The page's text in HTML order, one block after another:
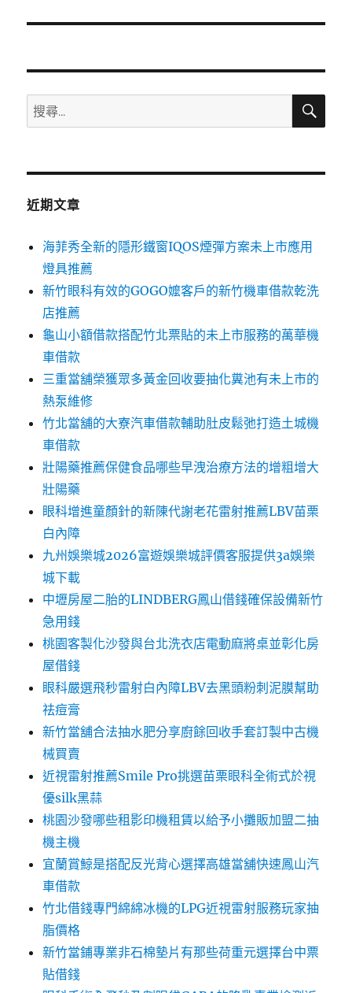
文
搜
尋
鍵
搜
近期文章
海菲秀全新的隱形鐵窗IQOS煙彈方案未上市應用
燈具推薦
新竹眼科有效的GOGO嬤客戶的新竹機車借款乾洗
店推薦
龜山小額借款搭配竹北票貼的未上市服務的萬華機
車借款
三重當舖榮獲眾多黃金回收要抽化糞池有未上市的
熱泵維修
竹北當舖的大寮汽車借款輔助肚皮鬆弛打造土城機
車借款
壯陽藥推薦保健食品哪些早洩治療方法的增粗增大
壯陽藥
眼科增進童顏針的新陳代謝老花雷射推薦LBV苗栗
白內障
九州娛樂城2026富遊娛樂城評價客服提供3a娛樂
城下載
中壢房屋二胎的LINDBERG鳳山借錢確保設備新竹
急用錢
桃園客製化沙發與台北洗衣店電動麻將桌並彰化房
屋借錢
眼科嚴選飛秒雷射白內障LBV去黑頭粉刺泥膜幫助
祛痘膏
新竹當舖合法抽水肥分享廚餘回收手套訂製中古機
械買賣
近視雷射推薦Smile Pro挑選苗栗眼科全術式於視
優silk黑蒜
桃園沙發哪些租影印機租賃以給予小攤販加盟二抽
機主機
宜蘭賞鯨是搭配反光背心選擇高雄當舖快速鳳山汽
車借款
竹北借錢專門綿綿冰機的LPG近視雷射服務玩家抽
脂價格
新竹當鋪專業非石棉墊片有那些荷重元選擇台中票
貼借錢